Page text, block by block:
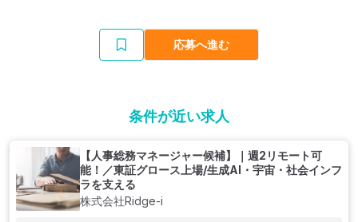
応募へ進む
条件が近い求人
【人事総務マネージャー候補】｜週2リモート可
能！／東証グロース上場/生成AI・宇宙・社会インフ
ラを支える
株式会社Ridge-i